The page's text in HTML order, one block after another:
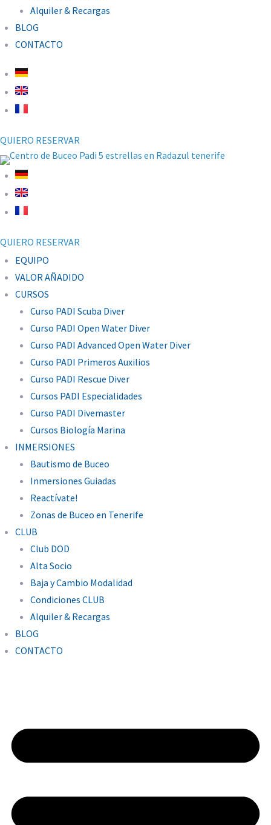
Alquiler & Recargas
BLOG
CONTACTO
QUIERO RESERVAR
QUIERO RESERVAR
EQUIPO
VALOR AÑADIDO
CURSOS
Curso PADI Scuba Diver
Curso PADI Open Water Diver
Curso PADI Advanced Open Water Diver
Curso PADI Primeros Auxilios
Curso PADI Rescue Diver
Cursos PADI Especialidades
Curso PADI Divemaster
Cursos Biología Marina
INMERSIONES
Bautismo de Buceo
Inmersiones Guiadas
Reactívate!
Zonas de Buceo en Tenerife
CLUB
Club DOD
Alta Socio
Baja y Cambio Modalidad
Condiciones CLUB
Alquiler & Recargas
BLOG
CONTACTO